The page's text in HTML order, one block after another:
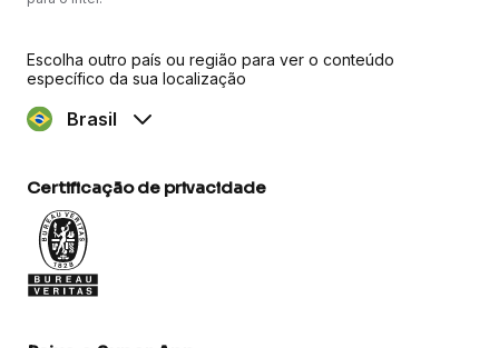
Escolha outro país ou região para ver o conteúdo
específico da sua localização
Brasil
Certificação de privacidade